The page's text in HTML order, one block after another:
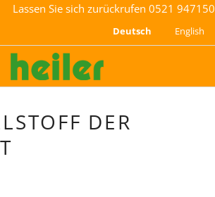
Lassen Sie sich zurückrufen 0521 947150
Deutsch English
DER